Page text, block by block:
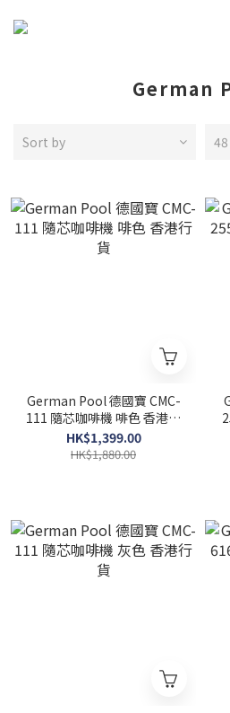
German
Sort by
German Pool 德國寶 CMC-
111 隨芯咖啡機 啡色 香港行
貨
HK$1,399.00
HK$1,880.00